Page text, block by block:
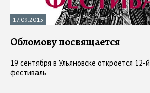
17.09.2015
Обломову посвящается
19 сентября в Ульяновске откроется 12-
фестиваль